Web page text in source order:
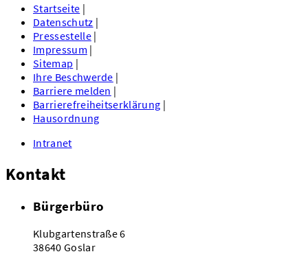
Startseite |
Datenschutz |
Pressestelle|
Impressum |
Sitemap |
Ihre Beschwerde |
Barriere melden |
Barrierefreiheitserklärung |
Hausordnung
Intranet
Kontakt
Bürgerbüro
Klubgartenstraße 6
38640 Goslar